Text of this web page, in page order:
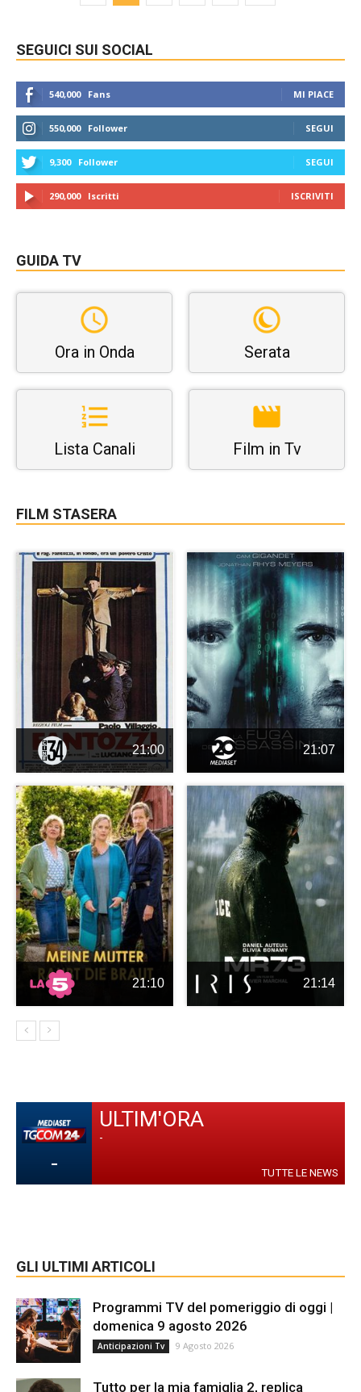
SEGUICI SUI SOCIAL
540,000 Fans MI PIACE
550,000 Follower SEGUI
9,300 Follower SEGUI
290,000 Iscritti ISCRIVITI
GUIDA TV
Ora in Onda Serata
Lista Canali Film in Tv
FILM STASERA
21:00 21:07
21:10 21:14
-
ULTIM'ORA
-
TUTTE LE NEWS
GLI ULTIMI ARTICOLI
Programmi TV del pomeriggio di oggi |
domenica 9 agosto 2026
Anticipazioni Tv 9 Agosto 2026
Tutto per la mia famiglia 2, replica